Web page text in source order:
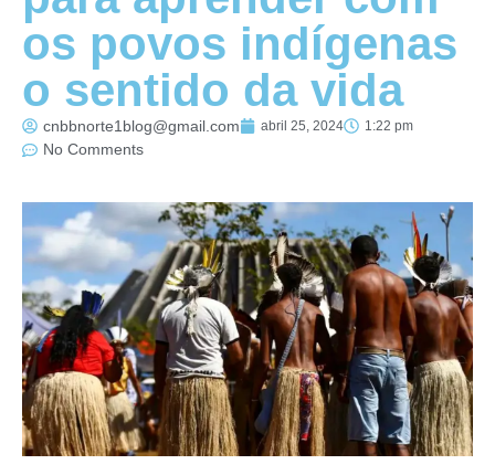
os povos indígenas
o sentido da vida
cnbbnorte1blog@gmail.com abril 25, 2024 1:22 pm
No Comments